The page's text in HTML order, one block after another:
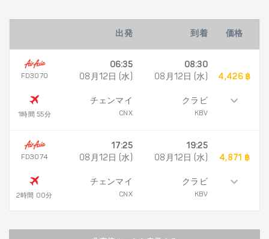
出発 到着 価格
FD3070
1時間 55分
06:35
08月12日 (水)
チェンマイ
CNX
08:30
08月12日 (水)
クラビ
KBV
4,426 ฿
FD3074
2時間 00分
17:25
08月12日 (水)
チェンマイ
CNX
19:25
08月12日 (水)
クラビ
KBV
4,871 ฿